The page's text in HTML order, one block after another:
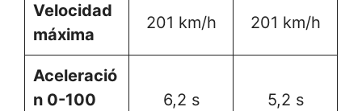
Velocidad
máxima
201 km/h 201 km/h
Aceleració
n 0-100
6,2 s 5,2 s